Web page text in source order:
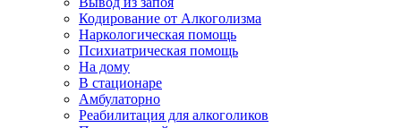
Кодирование от Алкоголизма
Наркологическая помощь
Психиатрическая помощь
На дому
В стационаре
Амбулаторно
Реабилитация для алкоголиков